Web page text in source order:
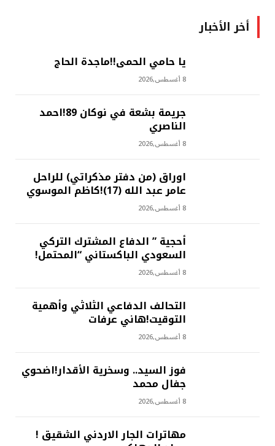
أخر الأخبار
يا حامي الحمى!!ماجدة الحاج
8 أغسطس,2026
جريمة بشعة في نوكان 89!احمد
الناصري
8 أغسطس,2026
اوراق (من دفتر مذكراتي) للراحل
عامر عبد الله (17)!كاظم الموسوي
8 أغسطس,2026
أحجية ” الدفاع المشترك التركي
السعودي الباكستاني “المحتمل!
8 أغسطس,2026
التحالف الدفاعي الثلاثي وأهمية
التوقيت!هاني عرفات
8 أغسطس,2026
فوز السيد.. وسخرية الأقدار!اضحوي
جفال محمد
8 أغسطس,2026
مهاترات الجار الاردني الشقيق !